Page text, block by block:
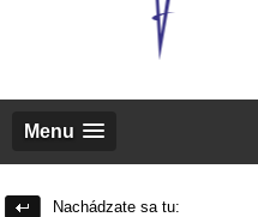
Menu
Nachádzate sa tu: